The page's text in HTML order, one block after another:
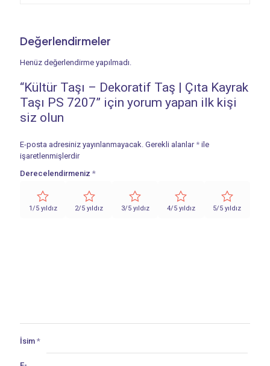
Değerlendirmeler
Henüz değerlendirme yapılmadı.
“Kültür Taşı – Dekoratif Taş | Çıta Kayrak
Taşı PS 7207” için yorum yapan ilk kişi
siz olun
E-posta adresiniz yayınlanmayacak. Gerekli alanlar * ile
işaretlenmişlerdir
Derecelendirmeniz *
1/5 yıldız 2/5 yıldız 3/5 yıldız 4/5 yıldız 5/5 yıldız
İsim *